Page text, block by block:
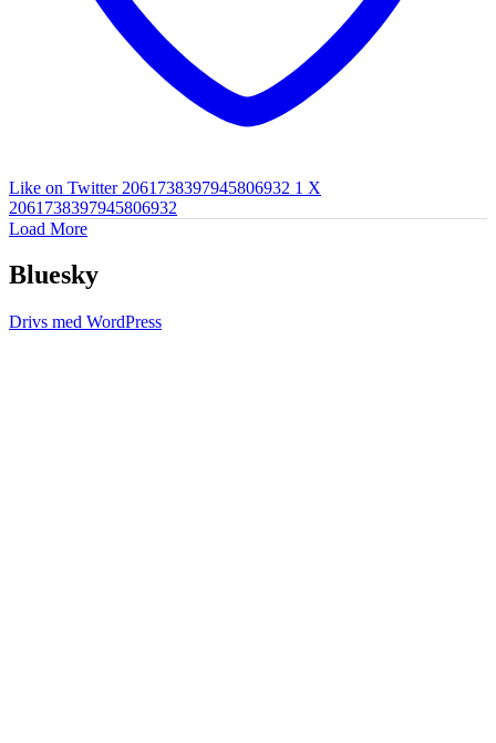
Like on Twitter 2061738397945806932 1 X
2061738397945806932
Load More
Bluesky
Drivs med WordPress